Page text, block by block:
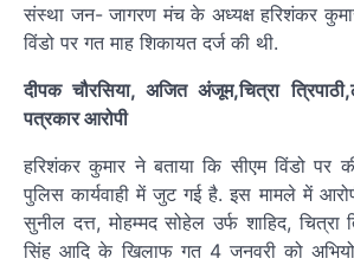
संस्था जन- जागरण मंच के अध्यक्ष हरिशंकर
विंडो पर गत माह शिकायत दर्ज की थी.
दीपक चौरसिया, अजित अंजूम,चित्रा
पत्रकार आरोपी
हरिशंकर कुमार ने बताया कि सीएम विंडो पर
पुलिस कार्यवाही में जुट गई है. इस मामले में
सुनील दत्त, मोहम्मद सोहेल उर्फ शाहिद, चित्रा
सिंह आदि के खिलाफ गत 4 जनवरी को